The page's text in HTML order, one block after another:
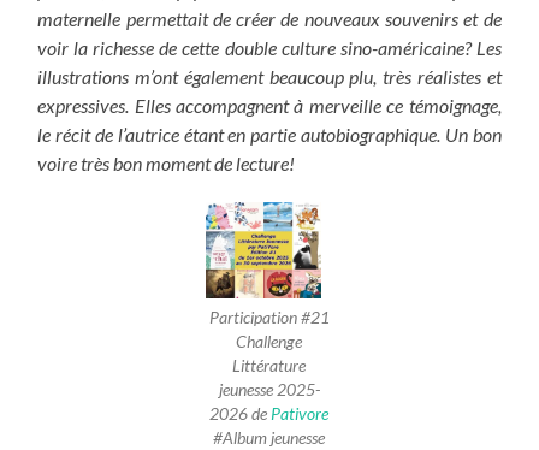
maternelle permettait de créer de nouveaux souvenirs et de
voir la richesse de cette double culture sino-américaine? Les
illustrations m’ont également beaucoup plu, très réalistes et
expressives. Elles accompagnent à merveille ce témoignage,
le récit de l’autrice étant en partie autobiographique. Un bon
voire très bon moment de lecture!
Participation #21
Challenge
Littérature
jeunesse 2025-
2026 dePativore
#Album jeunesse